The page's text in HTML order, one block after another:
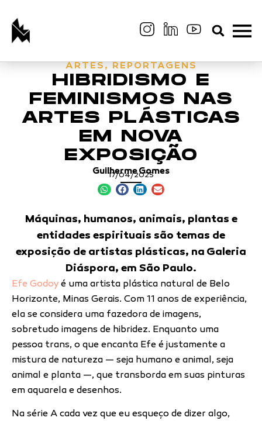
ARTES , REPORTAGENS
HIBRIDISMO E
FEMINISMOS NAS
ARTES PLÁSTICAS
EM NOVA
EXPOSIÇÃO
Guilherme Gomes
17/04/2025
Máquinas, humanos, animais, plantas e
entidades espirituais são temas de
exposição de artistas plásticas, na Galeria
Diáspora, em São Paulo.
Efe Godoyé uma artista plástica natural de Belo
Horizonte, Minas Gerais. Com 11 anos de experiência,
ela se considera uma fazedora de imagens,
sobretudo imagens de hibridez. Enquanto uma
pessoa trans, o que encanta Efe é justamente a
mistura de natureza — seja humano e animal, seja
animal e planta —, que transborda em suas pinturas
em aquarela e desenhos.
Na série A cada vez que eu esqueço de dizer algo,